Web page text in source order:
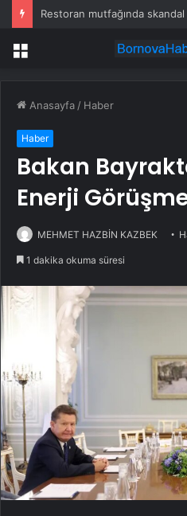
Menü
Anasayfa / Haber
Haber
Bakan
Enerji
MEHMET HAZBİN KAZBEK
1 dakika okuma süresi